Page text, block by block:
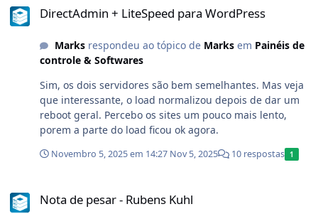
DirectAdmin + LiteSpeed para WordPress
Marksrespondeu ao tópico de Marksem Painéis de
controle & Softwares
Sim, os dois servidores são bem semelhantes. Mas veja
que interessante, o load normalizou depois de dar um
reboot geral. Percebo os sites um pouco mais lento,
porem a parte do load ficou ok agora.
Novembro 5, 2025 em 14:27 Nov 5, 2025 10 respostas 1
Nota de pesar - Rubens Kuhl